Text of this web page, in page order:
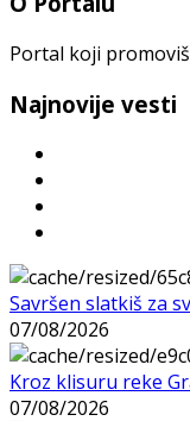
Portal koji
Najnovije vesti
Savršen slatkiš za
07/08/2026
Kroz klisuru reke
07/08/2026